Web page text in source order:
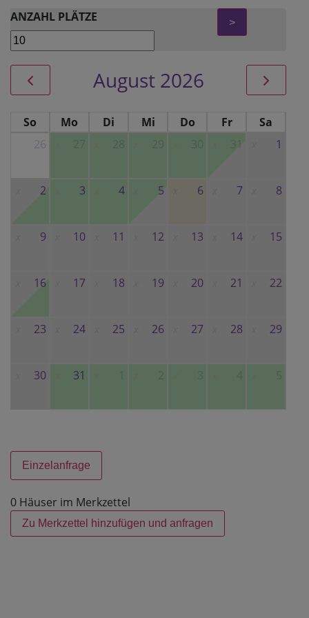
ANZAHL PLÄTZE >
August 2026
So Mo Di Mi Do Fr
Sa
26
31 1
2 3 4 5 6 7 8
9 10 11 12 13 14 15
16 17 18 19 20 21 22
23 24 25 26 27 28 29
30 31
Einzelanfrage
0 Häuser im Merkzettel
Zu Merkzettel hinzufügen und anfragen